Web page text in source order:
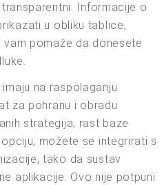
Informacije o
u obliku tablice,
pomaže da donesete
na raspolaganju
za pohranu i obradu
strategija, rast baze
možete se integrirati s
tako da sustav
aplikacije. Ovo nije potpuni